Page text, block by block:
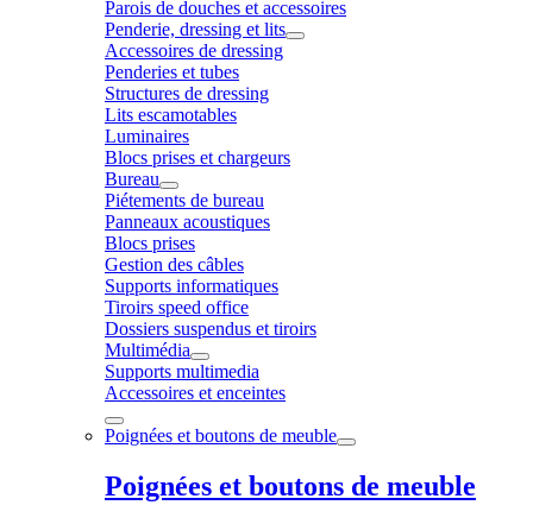
Parois de douches et accessoires
Penderie, dressing et lits
Accessoires de dressing
Penderies et tubes
Structures de dressing
Lits escamotables
Luminaires
Blocs prises et chargeurs
Bureau
Piétements de bureau
Panneaux acoustiques
Blocs prises
Gestion des câbles
Supports informatiques
Tiroirs speed office
Dossiers suspendus et tiroirs
Multimédia
Supports multimedia
Accessoires et enceintes
Poignées et boutons de meuble
Poignées et boutons de meuble